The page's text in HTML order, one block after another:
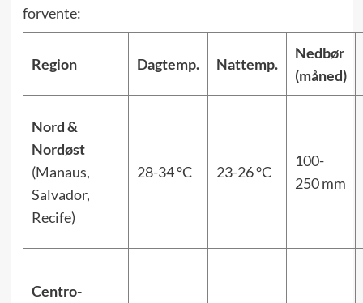
forvente:
Region Dagtemp. Nattemp.
Nedbør
(måned)
Nord &
Nordøst
(Manaus,
Salvador,
Recife)
28-34 °C 23-26 °C
100-
250 mm
Centro-